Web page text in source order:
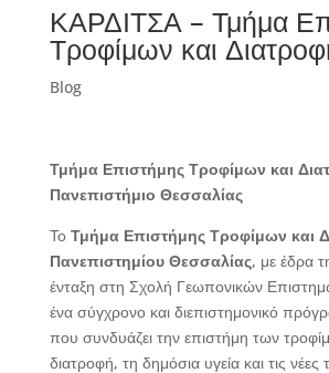
ΚΑΡΔΙΤΣΑ – Τμήμα
Τροφίμων και
Blog
Τμήμα Επιστήμης Τροφίμων και
Πανεπιστήμιο Θεσσαλίας
Το Τμήμα Επιστήμης Τροφίμων και
Πανεπιστημίου Θεσσαλίας, με έδρα
ένταξη στη Σχολή Γεωπονικών
ένα σύγχρονο και διεπιστημονικό
που συνδυάζει την επιστήμη των
διατροφή, τη δημόσια υγεία και τις νέες